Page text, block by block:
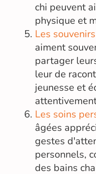
chi peuvent
physique et
Les souvenirs
aiment
partager
leur de
jeunesse et
Les soins
âgées
gestes
personnels,
des bains